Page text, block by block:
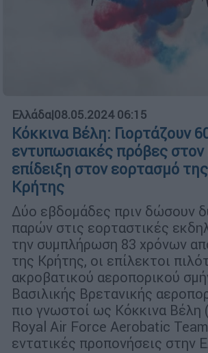
Ελλάδα|08.05.2024 06:15
Κόκκινα Βέλη: Γιορτάζουν
εντυπωσιακές πρόβες στον
επίδειξη στον εορτασμό
Κρήτης
Δύο εβδομάδες πριν δώσουν
παρών στις εορταστικές
την συμπλήρωση 83 χρόνων
της Κρήτης, οι επίλεκτοι
ακροβατικού αεροπορικού
Βασιλικής Βρετανικής
πιο γνωστοί ως Κόκκινα Βέλη
Royal Air Force Aerobatic
εντατικές προπονήσεις στην